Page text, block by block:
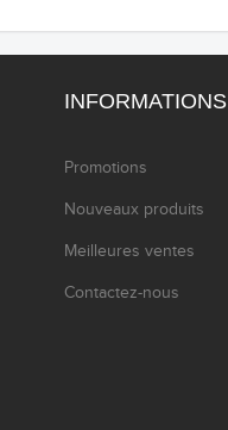
INFORMATIONS
Promotions
Nouveaux produits
Meilleures ventes
Contactez-nous